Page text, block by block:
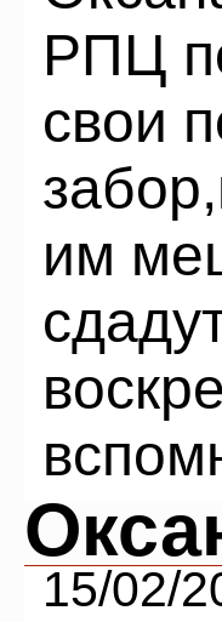
РПЦ
свои
им
15/02/